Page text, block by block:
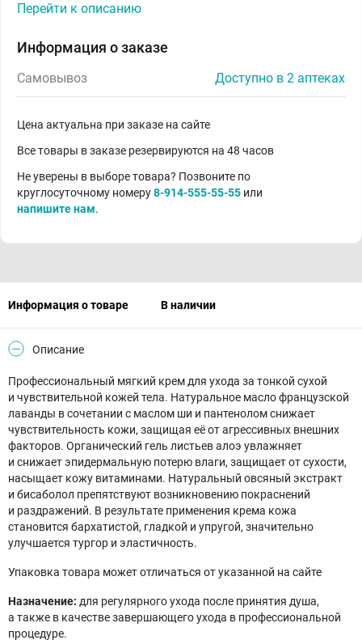
Перейти к описанию
Информация о заказе
Самовывоз Доступно в 2 аптеках
Цена актуальна при заказе на сайте
Все товары в заказе резервируются на 48 часов
Не уверены в выборе товара? Позвоните по
круглосуточному номеру8-914-555-55-55 или
напишите нам.
Информация о товаре В наличии
Описание
Профессиональный мягкий крем для ухода за тонкой сухой
и чувствительной кожей тела. Натуральное масло французской
лаванды в сочетании с маслом ши и пантенолом снижает
чувствительность кожи, защищая её от агрессивных внешних
факторов. Органический гель листьев алоэ увлажняет
и снижает эпидермальную потерю влаги, защищает от сухости,
насыщает кожу витаминами. Натуральный овсяный экстракт
и бисаболол препятствуют возникновению покраснений
и раздражений. В результате применения крема кожа
становится бархатистой, гладкой и упругой, значительно
улучшается тургор и эластичность.
Упаковка товара может отличаться от указанной на сайте
Назначение: для регулярного ухода после принятия душа,
а также в качестве завершающего ухода в профессиональной
процедуре.